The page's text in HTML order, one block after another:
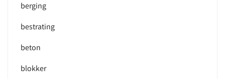
berging
bestrating
beton
blokker